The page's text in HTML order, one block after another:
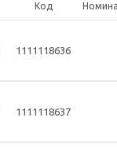
Код
1111118636
1111118637